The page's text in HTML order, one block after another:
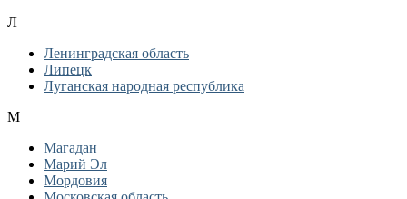
Л
Ленинградская область
Липецк
Луганская народная республика
М
Магадан
Марий Эл
Мордовия